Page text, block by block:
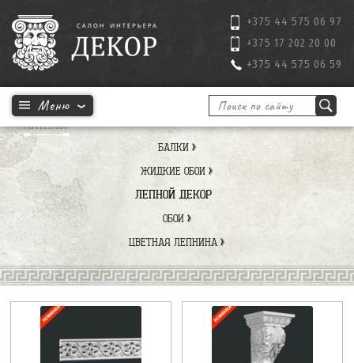
+375 44 575 06 97
+375 17 202 20 00
+375 44 575 06 59
КАТАЛОГ
БАЛКИ
ЖИДКИЕ ОБОИ
ЛЕПНОЙ ДЕКОР
ОБОИ
ЦВЕТНАЯ ЛЕПНИНА